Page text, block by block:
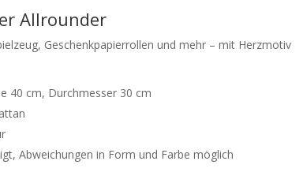
Allrounder
Geschenkpapierrollen und mehr – mit Herzmotiv
40 cm, Durchmesser 30 cm
Abweichungen in Form und Farbe möglich